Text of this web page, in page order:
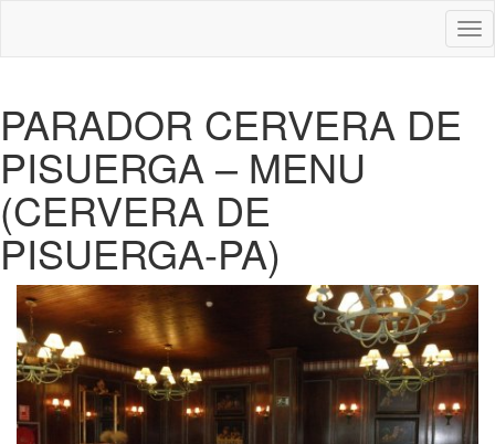
PARADOR CERVERA DE
PISUERGA – MENU
(CERVERA DE
PISUERGA-PA)